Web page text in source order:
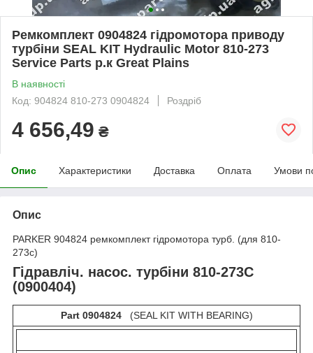
Ремкомплект 0904824 гідромотора приводу
турбіни SEAL KIT Hydraulic Motor 810-273
Service Parts р.к Great Plains
В наявності
Код: 904824 810-273 0904824
Роздріб
4 656,49 ₴
Опис Характеристики Доставка Оплата Умови
Опис
PARKER 904824 ремкомплект гідромотора турб. (для 810-
273с)
Гідравліч. насос. турбіни 810-273С
(0900404)
Part 0904824(SEAL KIT WITH BEARING)